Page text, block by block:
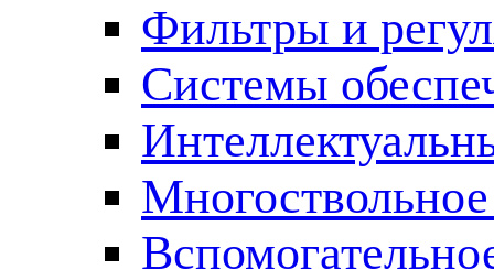
Фильтры и
Cистемы